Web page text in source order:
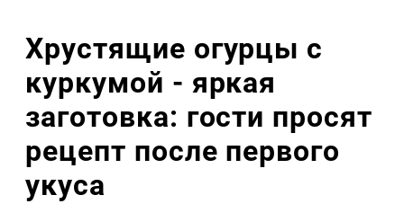
Хрустящие огурцы с
куркумой - яркая
заготовка: гости просят
рецепт после первого
укуса